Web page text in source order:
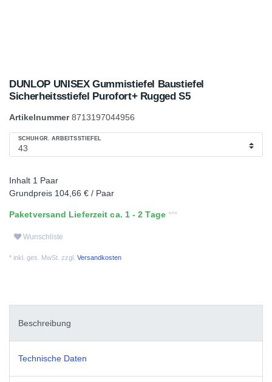
DUNLOP UNISEX Gummistiefel Baustiefel
Sicherheitsstiefel Purofort+ Rugged S5
Artikelnummer8713197044956
SCHUHGR. ARBEITSSTIEFEL
Inhalt 1 Paar
Grundpreis 104,66 € / Paar
Paketversand Lieferzeit ca. 1 - 2 Tage
Wunschliste
* inkl. ges. MwSt. zzgl. Versandkosten
Beschreibung
Technische Daten